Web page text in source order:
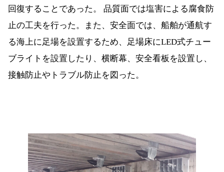
回復することであった。 品質面では塩害による腐食防
止の工夫を行った。また、安全面では、船舶が通航す
る海上に足場を設置するため、足場床にLED式チュー
ブライトを設置したり、横断幕、安全看板を設置し、
接触防止やトラブル防止を図った。